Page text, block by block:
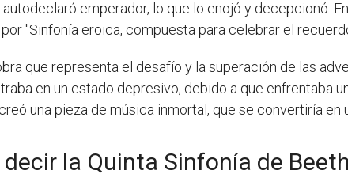
emperador, lo que lo enojó y decepcionó.
"Sinfonía eroica, compuesta para celebrar el
que representa el desafío y la superación de las
en un estado depresivo, debido a que enfrentaba
una pieza de música inmortal, que se convertiría
decir la Quinta Sinfonía de